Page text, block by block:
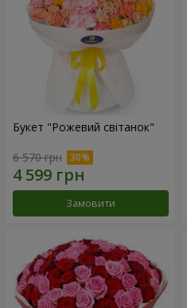
Букет "Рожевий світанок"
6 570 грн
Замовити